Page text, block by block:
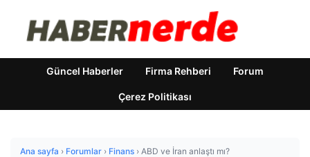
Güncel Haberler Firma Rehberi Forum
Çerez Politikası
Ana sayfa › Forumlar › Finans › ABD ve İran anlaştı mı?